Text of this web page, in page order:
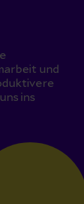
und
ins